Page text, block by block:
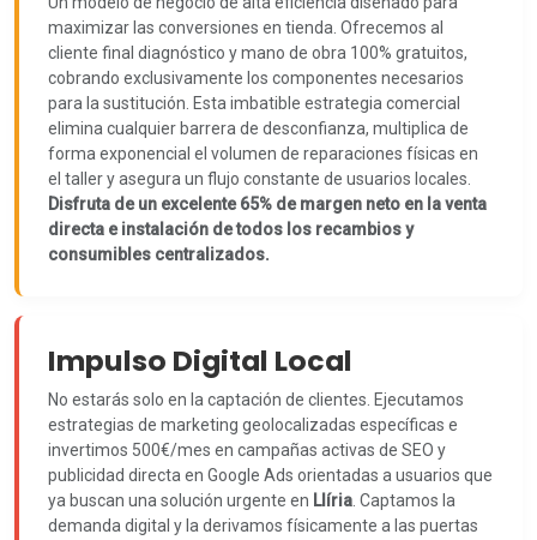
maximizar las conversiones en tienda. Ofrecemos al
cliente final diagnóstico y mano de obra 100% gratuitos,
cobrando exclusivamente los componentes necesarios
para la sustitución. Esta imbatible estrategia comercial
elimina cualquier barrera de desconfianza, multiplica de
forma exponencial el volumen de reparaciones físicas en
el taller y asegura un flujo constante de usuarios locales.
Disfruta de un excelente 65% de margen neto en la venta
directa e instalación de todos los recambios y
consumibles centralizados.
Impulso Digital Local
No estarás solo en la captación de clientes. Ejecutamos
estrategias de marketing geolocalizadas específicas e
invertimos 500€/mes en campañas activas de SEO y
publicidad directa en Google Ads orientadas a usuarios que
ya buscan una solución urgente en Llíria . Captamos la
demanda digital y la derivamos físicamente a las puertas